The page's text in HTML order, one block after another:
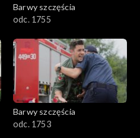
Barwy szczęścia
odc. 1755
Barwy szczęścia
odc. 1753